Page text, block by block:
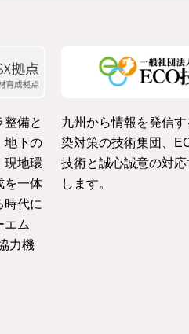
備と
地下の
現地環
を一体
時代に
エム
力機
九州から情報を発信
染対策の技術集団、
技術と誠心誠意の対
します。